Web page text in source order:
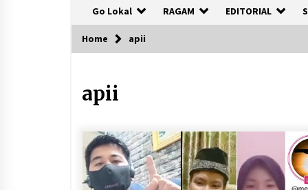
Go Lokal RAGAM EDITORIAL
Home apii
apii